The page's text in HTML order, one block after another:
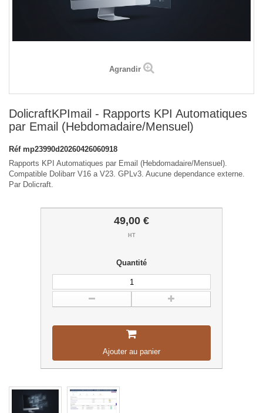
Agrandir
DolicraftKPImail - Rapports KPI Automatiques
par Email (Hebdomadaire/Mensuel)
Réf mp23990d20260426060918
Rapports KPI Automatiques par Email (Hebdomadaire/Mensuel).
Compatible Dolibarr V16 a V23. GPLv3. Aucune dependance externe.
Par Dolicraft.
49,00 €
HT
Quantité
Ajouter au panier